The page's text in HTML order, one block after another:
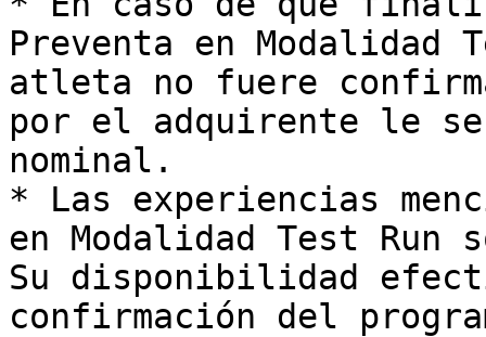
Preventa en Modalidad
atleta no fuere
por el adquirente le
nominal.
* Las experiencias
en Modalidad Test
Su disponibilidad
confirmación del